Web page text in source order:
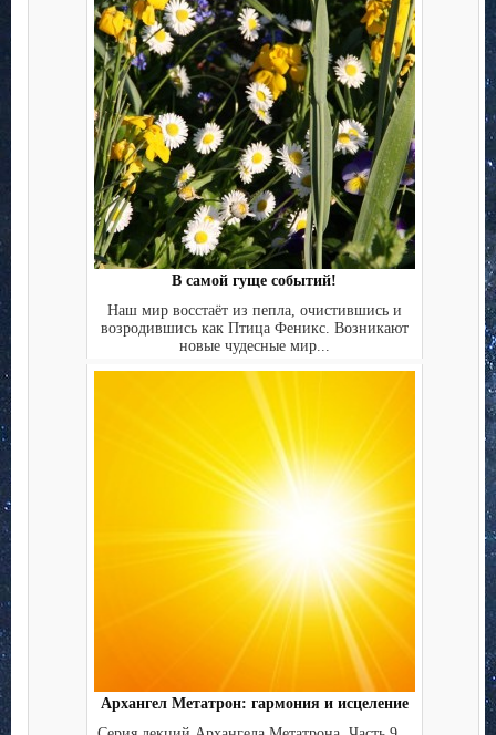
В самой гуще событий!
Наш мир восстаёт из пепла, очистившись и
возродившись как Птица Феникс. Возникают
новые чудесные мир...
Архангел Метатрон: гармония и исцеление